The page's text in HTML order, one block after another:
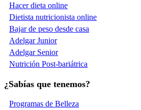
Hacer dieta online
Dietista nutricionista online
Bajar de peso desde casa
Adelgar Junior
Adelgar Senior
Nutrición Post-bariátrica
¿Sabías que tenemos?
Programas de Belleza